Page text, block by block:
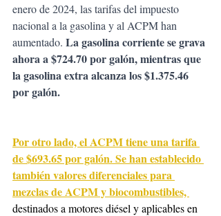
enero de 2024, las tarifas del impuesto
nacional a la gasolina y al ACPM han
aumentado. La gasolina corriente se grava
ahora a $724.70 por galón, mientras que
la gasolina extra alcanza los $1.375.46
por galón.
Por otro lado, el ACPM tiene una tarifa
de $693.65 por galón. Se han establecido
también valores diferenciales para
mezclas de ACPM y biocombustibles,
destinados a motores diésel y aplicables en